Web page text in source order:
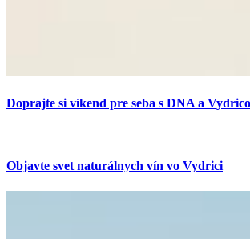
Doprajte si víkend pre seba s DNA a
Objavte svet naturálnych vín vo Vydrici